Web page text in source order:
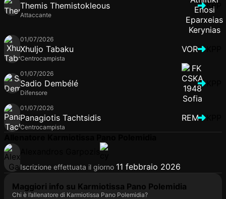
Themis Themistokleous
Attaccante
KPP
01/07/2026
Xhuljo Tabaku
Centrocampista
VOR
01/07/2026
Sadio Dembélé
Difensore
01/07/2026
Panagiotis Tachtsidis
Centrocampista
REM
Iscrizione effettuata il giorno 11 febbraio 2026
Maggiori info su Karmiotissa Pano Polemidia
Chi è l’allenatore di Karmiotissa Pano Polemidia?